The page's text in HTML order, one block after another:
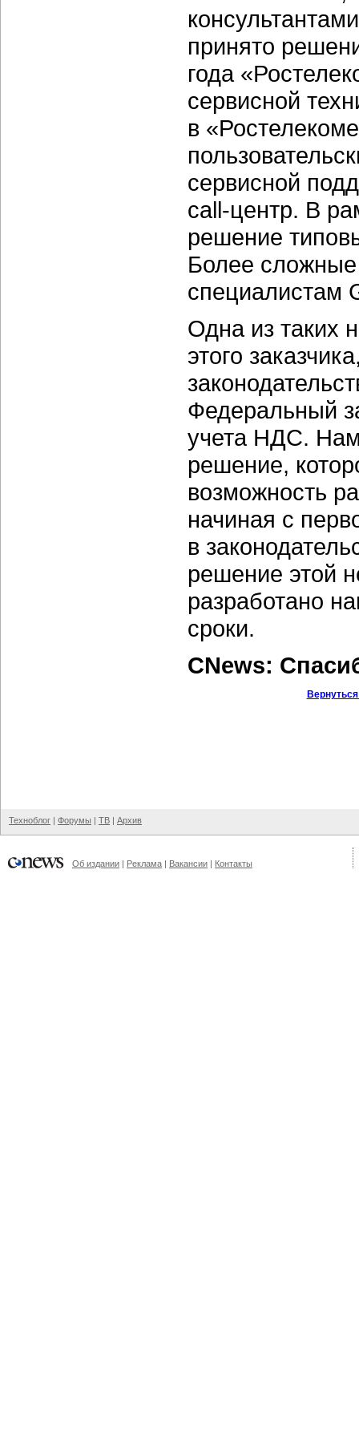
принято
года
сервисной
в
сервисной
call-центр. В
решение
Более
специалистам
Одна из таких
этого
Федеральный
учета НДС.
решение,
возможность
начиная с
в
решение этой
разработано
сроки.
CNews:
Техноблог | Форумы | ТВ | Архив
Об издании | Реклама | Вакансии | Контакты